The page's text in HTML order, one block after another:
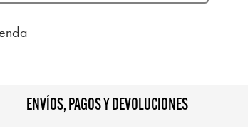
ENVÍOS, PAGOS Y DEVOLUCIONES